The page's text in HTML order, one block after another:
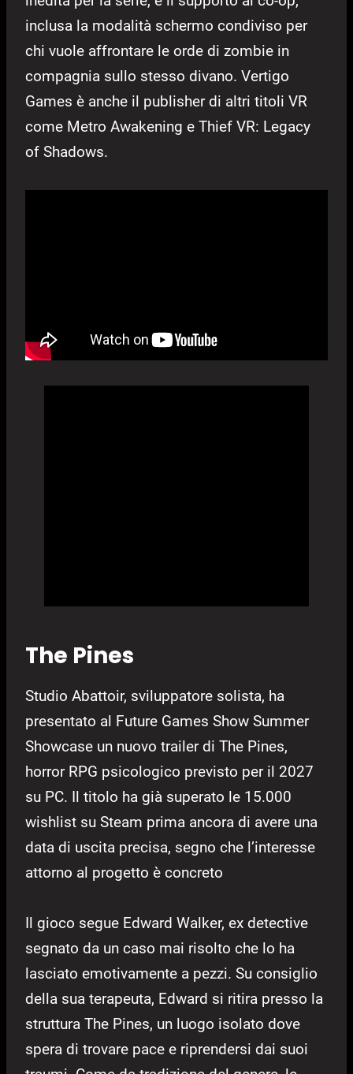
inclusa la modalità schermo condiviso per
chi vuole affrontare le orde di zombie in
compagnia sullo stesso divano. Vertigo
Games è anche il publisher di altri titoli VR
come Metro Awakening e Thief VR: Legacy
of Shadows.
The Pines
Studio Abattoir, sviluppatore solista, ha
presentato al Future Games Show Summer
Showcase un nuovo trailer di The Pines,
horror RPG psicologico previsto per il 2027
su PC. Il titolo ha già superato le 15.000
wishlist su Steam prima ancora di avere una
data di uscita precisa, segno che l’interesse
attorno al progetto è concreto
Il gioco segue Edward Walker, ex detective
segnato da un caso mai risolto che lo ha
lasciato emotivamente a pezzi. Su consiglio
della sua terapeuta, Edward si ritira presso la
struttura The Pines, un luogo isolato dove
spera di trovare pace e riprendersi dai suoi